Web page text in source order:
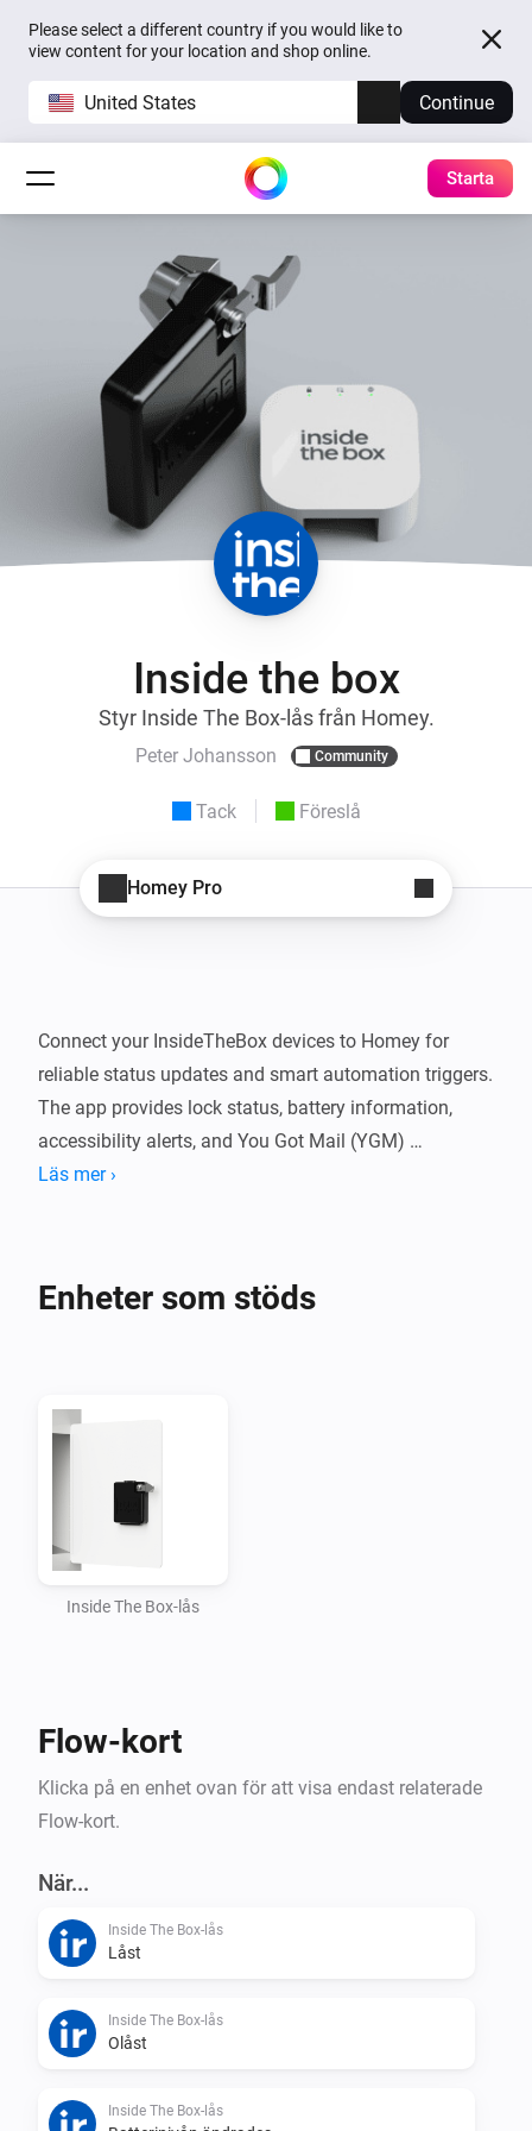
Please select a different country if you would like to
view content for your location and shop online.
United States Continue
Starta
Inside the box
Styr Inside The Box-lås från Homey.
Peter Johansson Community
Tack Föreslå
Homey Pro
Connect your InsideTheBox devices to Homey for
reliable status updates and smart automation triggers.
The app provides lock status, battery information,
accessibility alerts, and You Got Mail (YGM)
notifications directly from the InsideTheBox cloud.
Live lock status and battery monitoring
Separate devices for locks and event sensors
Automatic token handling and webhook setup
Copy your API Key and paste it into Homey
Läs mer ›
Enheter som stöds
Inside The Box-lås
Flow-kort
Klicka på en enhet ovan för att visa endast relaterade
Flow-kort.
När...
Inside The Box-lås
Låst
Inside The Box-lås
Olåst
Inside The Box-lås